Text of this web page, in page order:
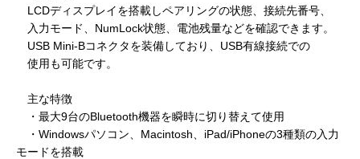
LCDディスプレイを搭載しペアリングの状態、接続先番号、
入力モード、NumLock状態、電池残量などを確認できます。
USB Mini-Bコネクタを装備しており、USB有線接続での
使用も可能です。
主な特徴
・最大9台のBluetooth機器を瞬時に切り替えて使用
・Windowsパソコン、Macintosh、iPad/iPhoneの3種類の入力
モードを搭載